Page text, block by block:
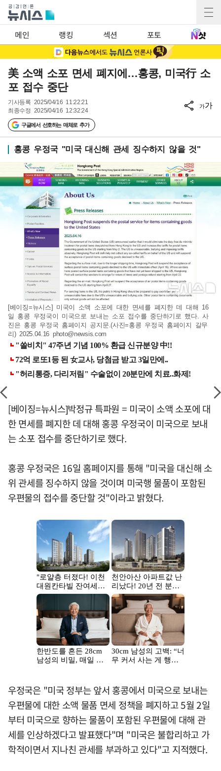
메인 랭킹 섹션 포토
美 소액 소포 면세 폐지에…홍콩, 미국行 소
포 접수 중단
기사등록 2025/04/16 11:22:21
최종수정 2025/04/16 12:32:24
구글에서 선호하는 매체로 추가
가가
홍콩 우정국 "미국 대신해 관세 징수하지 않을 것"
[베이징=뉴시스] 미국이 소액 소포에 대한 면세를 폐지한 데 대해 16
일 홍콩 우정국이 미국으로 보내는 소포 접수를 중단하기로 했다. 사
진은 홍콩 우정국 홈페이지 공지문.(사진=홍콩 우정국 홈페이지 갈무
리) 2025.04.16 photo@newsis.com
[베이징=뉴시스]박정규 특파원 = 미국이 소액 소포에 대
한 면세를 폐지한 데 대해 홍콩 우정국이 미국으로 보내
는 소포 접수를 중단하기로 했다.
홍콩 우정국은 16일 홈페이지를 통해 "미국을 대신해 소
위 관세를 징수하지 않을 것이며 미국행 물품이 포함된
우편물의 접수를 중단할 것"이라고 밝혔다.
우정국은 "미국 정부는 앞서 홍콩에서 미국으로 보내는
우편물에 대한 소액 물품 면세 정책을 폐지하고 5월 2일
부터 미국으로 향하는 물품이 포함된 우편물에 대해 관
세를 인상하겠다고 발표했다"며 "미국은 불합리하고 가
학적이면서 지나친 관세를 부과하고 있다"고 지적했다.